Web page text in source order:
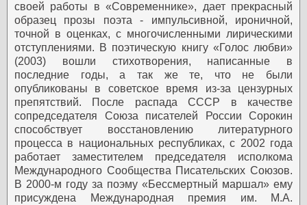
своей работы в «Современнике», дает прекрасный
образец прозы поэта - импульсивной, ироничной,
точной в оценках, с многочисленными лирическими
отступлениями. В поэтическую книгу «Голос любви»
(2003) вошли стихотворения, написанные в
последние годы, а так же те, что не были
опубликованы в советское время из-за цензурных
препятствий. После распада СССР в качестве
сопредседателя Союза писателей России Сорокин
способствует восстановлению литературного
процесса в национальных республиках, с 2002 года
работает заместителем председателя исполкома
Международного Сообщества Писательских Союзов.
В 2000-м году за поэму «Бессмертный маршал» ему
присуждена Международная премия им. М.А.